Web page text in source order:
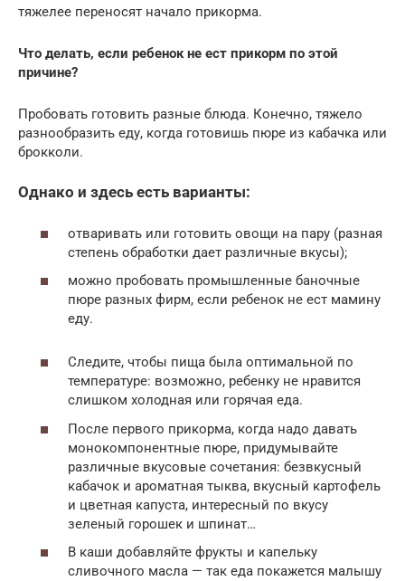
тяжелее переносят начало прикорма.
Что делать, если ребенок не ест прикорм по этой
причине?
Пробовать готовить разные блюда. Конечно, тяжело
разнообразить еду, когда готовишь пюре из кабачка или
брокколи.
Однако и здесь есть варианты:
отваривать или готовить овощи на пару (разная
степень обработки дает различные вкусы);
можно пробовать промышленные баночные
пюре разных фирм, если ребенок не ест мамину
еду.
Следите, чтобы пища была оптимальной по
температуре: возможно, ребенку не нравится
слишком холодная или горячая еда.
После первого прикорма, когда надо давать
монокомпонентные пюре, придумывайте
различные вкусовые сочетания: безвкусный
кабачок и ароматная тыква, вкусный картофель
и цветная капуста, интересный по вкусу
зеленый горошек и шпинат…
В каши добавляйте фрукты и капельку
сливочного масла — так еда покажется малышу